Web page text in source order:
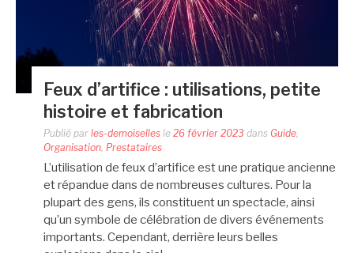
Feux d’artifice : utilisations, petite
histoire et fabrication
Publié par les-demoiselles le 26 février 2023 dans Guide,
Organisation, Prestataires
L’utilisation de feux d’artifice est une pratique ancienne
et répandue dans de nombreuses cultures. Pour la
plupart des gens, ils constituent un spectacle, ainsi
qu’un symbole de célébration de divers événements
importants. Cependant, derrière leurs belles